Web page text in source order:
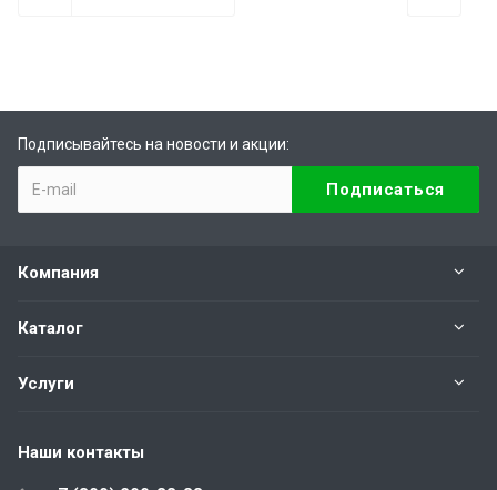
Подписывайтесь на новости и акции:
Компания
Каталог
Услуги
Наши контакты